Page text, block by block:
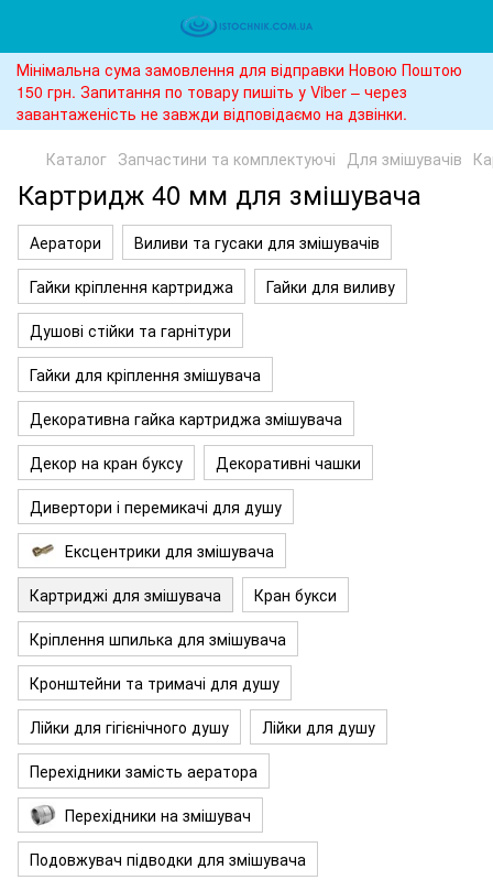
Мінімальна сума замовлення для відправки Новою Поштою
150 грн. Запитання по товару пишіть у Viber – через
завантаженість не завжди відповідаємо на дзвінки.
Каталог Запчастини та комплектуючі Для змішувачів
Картридж 40 мм для змішувача
Аератори
Виливи та гусаки для змішувачів
Гайки кріплення картриджа
Гайки для виливу
Душові стійки та гарнітури
Гайки для кріплення змішувача
Декоративна гайка картриджа змішувача
Декор на кран буксу
Декоративні чашки
Дивертори і перемикачі для душу
Ексцентрики для змішувача
Картриджі для змішувача
Кран букси
Кріплення шпилька для змішувача
Кронштейни та тримачі для душу
Лійки для гігієнічного душу
Лійки для душу
Перехідники замість аератора
Перехідники на змішувач
Подовжувач підводки для змішувача